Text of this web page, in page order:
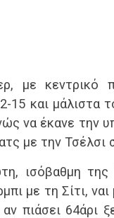
με κεντρικό
15 και μάλιστα
να έκανε την
με την Τσέλσι
ισόβαθμη
με τη Σίτι, ναι
πιάσει 64άρι